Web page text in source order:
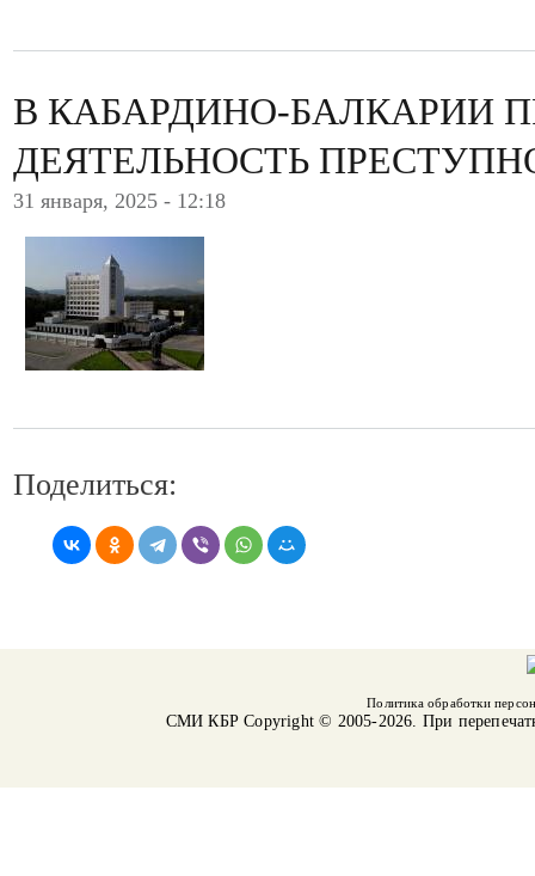
В КАБАРДИНО-БАЛКАРИИ
ДЕЯТЕЛЬНОСТЬ
31 января, 2025 - 12:18
Поделиться:
Политика обработки
СМИ КБРCopyright © 2005-2026. При